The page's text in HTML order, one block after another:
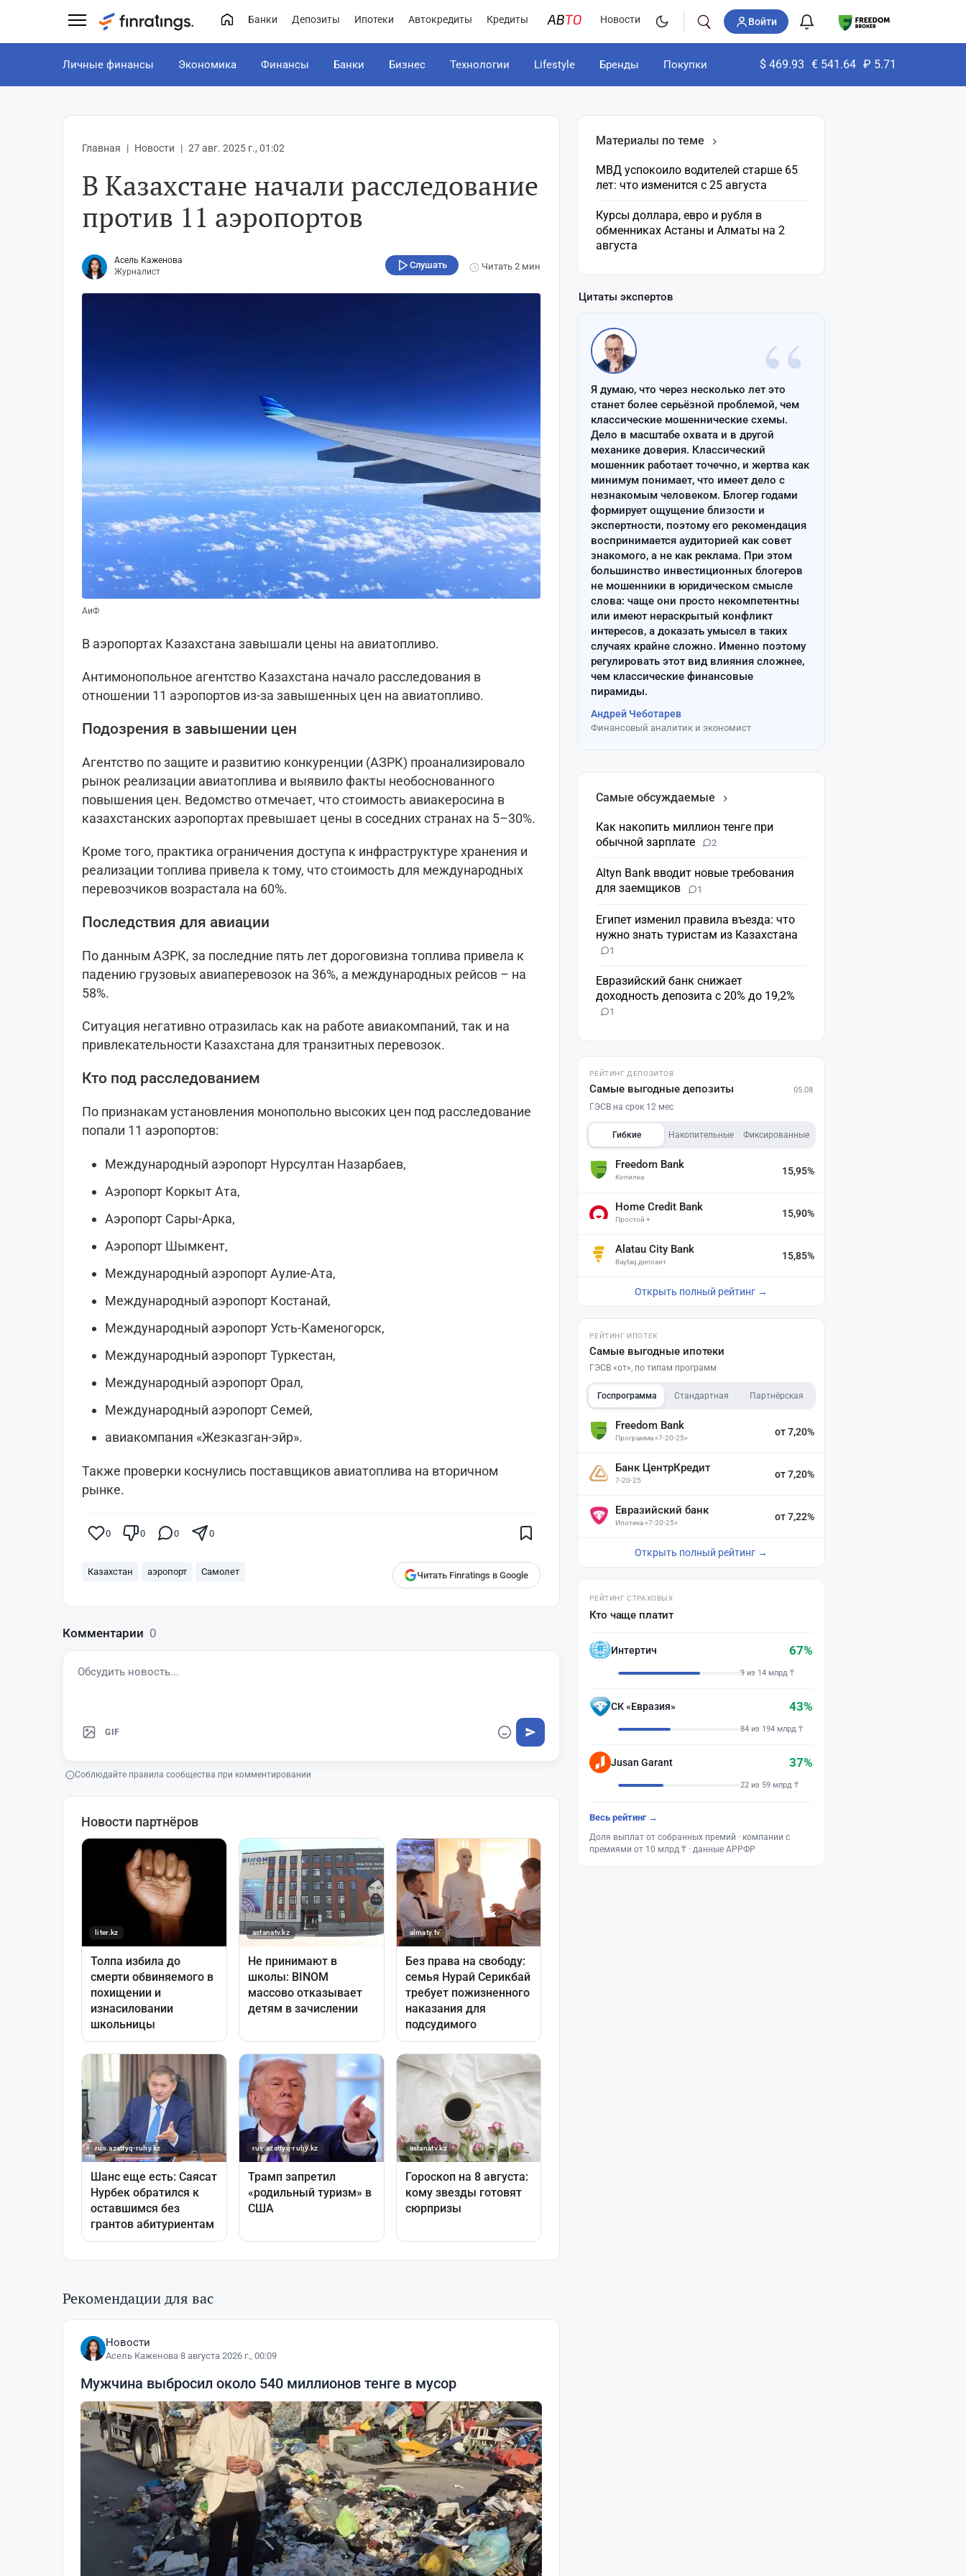
Банки Депозиты Ипотеки Автокредиты Кредиты Новости Войти
Личные финансы Экономика Финансы Банки Бизнес Технологии Lifestyle Бренды Покупки $ 469.93 € 541.64 ₽ 5.71
Главная Новости 27 авг. 2025 г., 01:02
В Казахстане начали расследование
против 11 аэропортов
Асель Каженова
Журналист
Слушать Читать2 мин
АиФ
В аэропортах Казахстана завышали цены на авиатопливо.
Антимонопольное агентство Казахстана начало расследования в
отношении 11 аэропортов из-за завышенных цен на авиатопливо.
Подозрения в завышении цен
Агентство по защите и развитию конкуренции (АЗРК) проанализировало
рынок реализации авиатоплива и выявило факты необоснованного
повышения цен. Ведомство отмечает, что стоимость авиакеросина в
казахстанских аэропортах превышает цены в соседних странах на 5–30%.
Кроме того, практика ограничения доступа к инфраструктуре хранения и
реализации топлива привела к тому, что стоимость для международных
перевозчиков возрастала на 60%.
Последствия для авиации
По данным АЗРК, за последние пять лет дороговизна топлива привела к
падению грузовых авиаперевозок на 36%, а международных рейсов – на
58%.
Ситуация негативно отразилась как на работе авиакомпаний, так и на
привлекательности Казахстана для транзитных перевозок.
Кто под расследованием
По признакам установления монопольно высоких цен под расследование
попали 11 аэропортов:
Международный аэропорт Нурсултан Назарбаев,
Аэропорт Коркыт Ата,
Аэропорт Сары-Арка,
Аэропорт Шымкент,
Международный аэропорт Аулие-Ата,
Международный аэропорт Костанай,
Международный аэропорт Усть-Каменогорск,
Международный аэропорт Туркестан,
Международный аэропорт Орал,
Международный аэропорт Семей,
авиакомпания «Жезказган-эйр».
Также проверки коснулись поставщиков авиатоплива на вторичном
рынке.
0 0 0 0
Казахстан аэропорт Самолет Читать Finratings в Google
Комментарии 0
GIF
Соблюдайте правила сообщества при комментировании
Рекомендации для вас
Новости
Асель Каженова·8 августа 2026 г., 00:09
Мужчина выбросил около 540 миллионов тенге в мусор
Материалы по теме
МВД успокоило водителей старше 65
лет: что изменится с 25 августа
Курсы доллара, евро и рубля в
обменниках Астаны и Алматы на 2
августа
Цитаты экспертов
“
Я думаю, что через несколько лет это
станет более серьёзной проблемой, чем
классические мошеннические схемы.
Дело в масштабе охвата и в другой
механике доверия. Классический
мошенник работает точечно, и жертва как
минимум понимает, что имеет дело с
незнакомым человеком. Блогер годами
формирует ощущение близости и
экспертности, поэтому его рекомендация
воспринимается аудиторией как совет
знакомого, а не как реклама. При этом
большинство инвестиционных блогеров
не мошенники в юридическом смысле
слова: чаще они просто некомпетентны
или имеют нераскрытый конфликт
интересов, а доказать умысел в таких
случаях крайне сложно. Именно поэтому
регулировать этот вид влияния сложнее,
чем классические финансовые
пирамиды.
Андрей Чеботарев
Финансовый аналитик и экономист
Самые обсуждаемые
Как накопить миллион тенге при
обычной зарплате
2
Altyn Bank вводит новые требования
для заемщиков
1
Египет изменил правила въезда: что
нужно знать туристам из Казахстана
1
Евразийский банк снижает
доходность депозита с 20% до 19,2%
1
РЕЙТИНГ ДЕПОЗИТОВ
Самые выгодные депозиты 05.08
ГЭСВ на срок 12 мес
Гибкие Накопительные Фиксированные
Freedom Bank
Копилка
15,95%
Home Credit Bank
Простой +
15,90%
Alatau City Bank
Baytaq депозит
15,85%
Открыть полный рейтинг →
РЕЙТИНГ ИПОТЕК
Самые выгодные ипотеки
ГЭСВ «от», по типам программ
Госпрограмма Стандартная Партнёрская
Freedom Bank
Программа «7-20-25»
от 7,20%
Банк ЦентрКредит
7-20-25
от 7,20%
Евразийский банк
Ипотека «7-20-25»
от 7,22%
Открыть полный рейтинг →
РЕЙТИНГ СТРАХОВЫХ
Кто чаще платит
Интертич 67%
9 из 14 млрд ₸
СК «Евразия» 43%
84 из 194 млрд ₸
Jusan Garant 37%
22 из 59 млрд ₸
Весь рейтинг →
Доля выплат от собранных премий · компании с
премиями от 10 млрд ₸ · данные АРРФР